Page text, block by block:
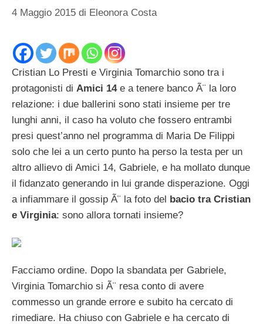
4 Maggio 2015 di Eleonora Costa
Cristian Lo Presti e Virginia Tomarchio sono tra i
protagonisti di Amici 14e a tenere banco Ã¨ la loro
relazione: i due ballerini sono stati insieme per tre
lunghi anni, il caso ha voluto che fossero entrambi
presi quest’anno nel programma di Maria De Filippi
solo che lei a un certo punto ha perso la testa per un
altro allievo di Amici 14, Gabriele, e ha mollato dunque
il fidanzato generando in lui grande disperazione. Oggi
a infiammare il gossip Ã¨ la foto del bacio tra Cristian
e Virginia: sono allora tornati insieme?
Facciamo ordine. Dopo la sbandata per Gabriele,
Virginia Tomarchio si Ã¨ resa conto di avere
commesso un grande errore e subito ha cercato di
rimediare. Ha chiuso con Gabriele e ha cercato di